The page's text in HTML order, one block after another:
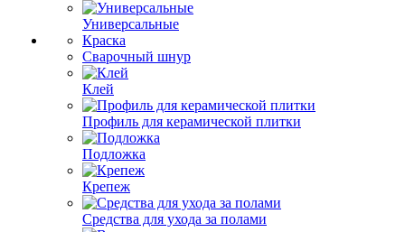
Универсальные
Краска
Сварочный шнур
Клей
Профиль для керамической плитки
Подложка
Крепеж
Средства для ухода за полами